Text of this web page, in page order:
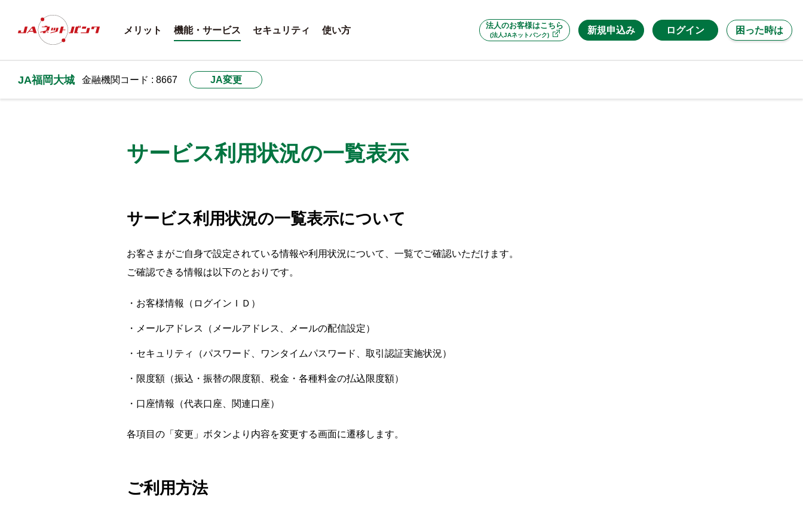
法人のお客様はこちら
(法人JAネットバンク) 新規申込み
メリット 機能・サービス セキュリティ 使い方 ログイン 困った時は
JA福岡大城 金融機関コード : 8667 JA変更
サービス利用状況の一覧表示
サービス利用状況の一覧表示について
お客さまがご自身で設定されている情報や利用状況について、一覧でご確認いただけます。
ご確認できる情報は以下のとおりです。
お客様情報（ログインＩＤ）
メールアドレス（メールアドレス、メールの配信設定）
セキュリティ（パスワード、ワンタイムパスワード、取引認証実施状況）
限度額（振込・振替の限度額、税金・各種料金の払込限度額）
口座情報（代表口座、関連口座）
各項目の「変更」ボタンより内容を変更する画面に遷移します。
ご利用方法